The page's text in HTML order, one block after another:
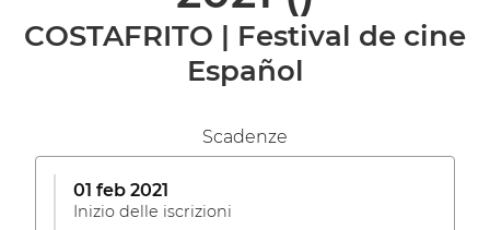
COSTAFRITO | Festival de cine
Español
Scadenze
01 feb 2021
Inizio delle iscrizioni